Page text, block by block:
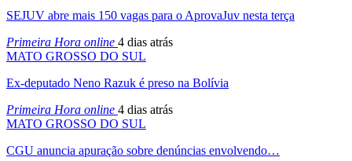
SEJUV abre mais 150 vagas para o AprovaJuv nesta terça
Primeira Hora online 4 dias atrás
MATO GROSSO DO SUL
Ex-deputado Neno Razuk é preso na Bolívia
Primeira Hora online 4 dias atrás
MATO GROSSO DO SUL
CGU anuncia apuração sobre denúncias envolvendo…